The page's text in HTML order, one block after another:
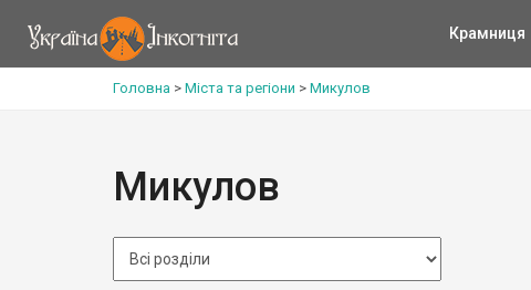
Крамниця
Головна > Міста та регіони > Микулов
Микулов